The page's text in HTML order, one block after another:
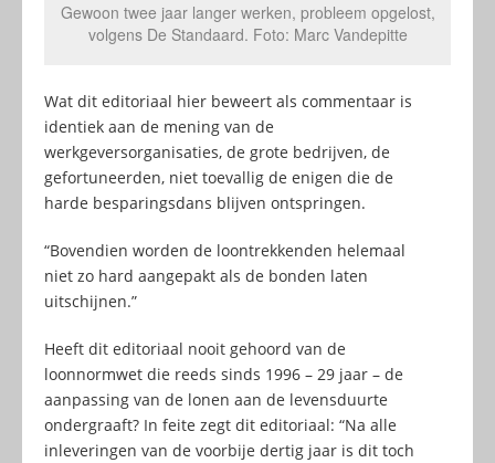
Gewoon twee jaar langer werken, probleem opgelost,
volgens De Standaard. Foto: Marc Vandepitte
Wat dit editoriaal hier beweert als commentaar is
identiek aan de mening van de
werkgeversorganisaties, de grote bedrijven, de
gefortuneerden, niet toevallig de enigen die de
harde besparingsdans blijven ontspringen.
“Bovendien worden de loontrekkenden helemaal
niet zo hard aangepakt als de bonden laten
uitschijnen.”
Heeft dit editoriaal nooit gehoord van de
loonnormwet die reeds sinds 1996 – 29 jaar – de
aanpassing van de lonen aan de levensduurte
ondergraaft? In feite zegt dit editoriaal: “Na alle
inleveringen van de voorbije dertig jaar is dit toch